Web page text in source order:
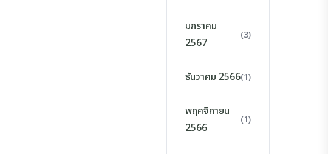
มกราคม
2567
(3)
ธันวาคม 2566(1)
พฤศจิกายน
2566
(1)